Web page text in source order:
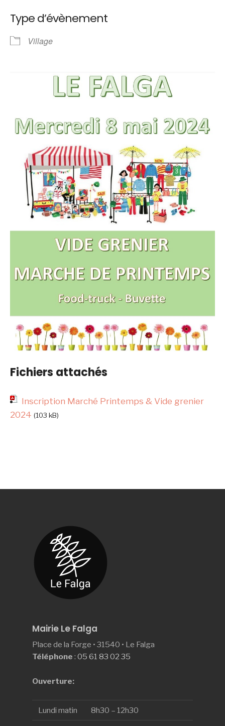
Type d’évènement
Village
Fichiers attachés
Inscription Marché Printemps & Vide grenier
2024 (103 kB)
Mairie Le Falga
Place de la Forge • 31540 • Le Falga
Téléphone : 05 61 83 02 35
Ouverture:
Lundi matin 8h30 – 12h30